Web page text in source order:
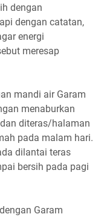
dengan
dengan catatan,
energi
meresap
mandi air Garam
menaburkan
diteras/halaman
pada malam hari.
dilantai teras
bersih pada pagi
Garam